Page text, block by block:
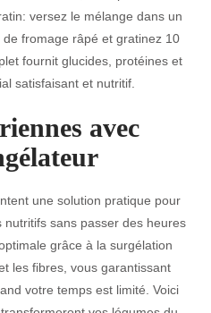
versez le mélange dans un
fromage râpé et gratinez 10
fournit glucides, protéines et
satisfaisant et nutritif.
avec
une solution pratique pour
sans passer des heures
grâce à la surgélation
les fibres, vous garantissant
votre temps est limité. Voici